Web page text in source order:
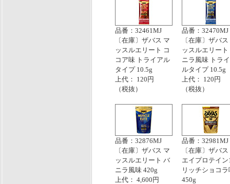
品番：32461MJ
〔在庫〕ザバス マ
ッスルエリート コ
コア味 トライアル
タイプ 10.5g
上代： 120円
（税抜）
品番：32470MJ
〔在庫〕ザバ
ッスルエリート
ニラ風味 トラ
ルタイプ 10.5g
上代： 120円
（税抜）
品番：32876MJ
〔在庫〕ザバス マ
ッスルエリート バ
ニラ風味 420g
上代： 4,600円
品番：32981MJ
〔在庫〕ザバ
エイプロテイン
リッチショコラ
450g